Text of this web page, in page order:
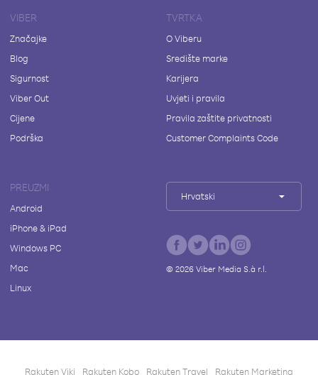
VIBER
Značajke
Blog
Sigurnost
Viber Out
Cijene
Podrška
TVRTKA
O Viberu
Središte marke
Karijera
Uvjeti i pravila
Pravila zaštite privatnosti
Customer Complaints Code
PREUZMI
Android
iPhone & iPad
Windows PC
Mac
Linux
Hrvatski
© 2026Viber Media S.à r.l.
Rakuten Viki Rakuten Kobo Rakuten Travel Rakuten Marketing